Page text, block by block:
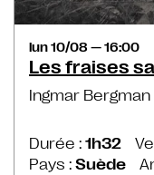
lun 10/08 — 16:00
Les fraises
Ingmar Bergman
Durée : 1h32
Pays : Suède